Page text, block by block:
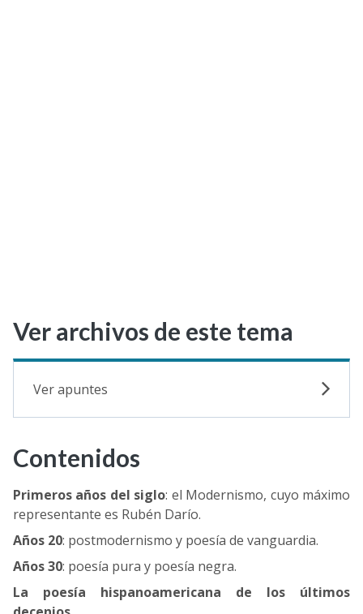
Ver archivos de este tema
Ver apuntes
Contenidos
Primeros años del siglo: el Modernismo, cuyo máximo
representante es Rubén Darío.
Años 20: postmodernismo y poesía de vanguardia.
Años 30: poesía pura y poesía negra.
La poesía hispanoamericana de los últimos